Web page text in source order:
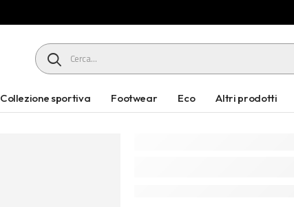
HEADER SEARCH BUTTON
Collezione sportiva Footwear Eco Altri prodotti